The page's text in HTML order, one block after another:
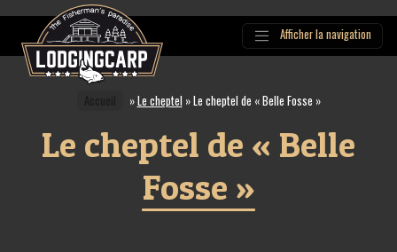
Main
Navigation
Afficher la navigation
»Le cheptel »Le cheptel de « Belle Fosse »
Le cheptel de « Belle
Fosse »